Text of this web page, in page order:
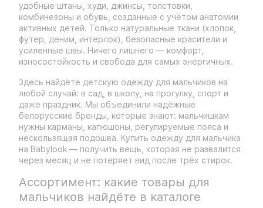
удобные штаны, худи, джинсы, толстовки,
комбинезоны и обувь, созданные с учётом анатомии
активных детей. Только натуральные ткани (хлопок,
футер, деним, интерлок), безопасные красители и
усиленные швы. Ничего лишнего — комфорт,
износостойкость и свобода для самых энергичных.
Здесь найдёте детскую одежду для мальчиков на
любой случай: в сад, в школу, на прогулку, спорт и
даже праздник. Мы объединили надёжные
белорусские бренды, которые знают: мальчишкам
нужны карманы, капюшоны, регулируемые пояса и
нескользящая подошва. Купить одежду для мальчика
на Babylook — получить вещь, которая не развалится
через месяц и не потеряет вид после трёх стирок.
Ассортимент: какие товары для
мальчиков найдёте в каталоге